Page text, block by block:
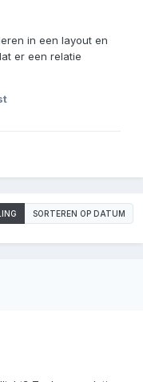
in een layout en
er een relatie
SORTEREN OP DATUM